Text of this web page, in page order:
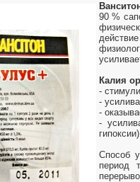
90 %
Калия
-
-
-
-
Способ
период